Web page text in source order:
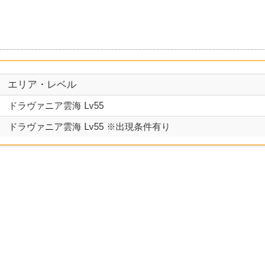
エリア・レベル
ドラヴァニア雲海 Lv55
ドラヴァニア雲海 Lv55 ※出現条件有り